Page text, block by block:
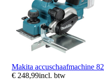
Makita accuschaafmachine
€ 248,99incl. btw